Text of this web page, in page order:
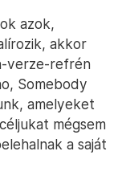
azok,
akkor
verze-refrén
Somebody
amelyeket
mégsem
a saját